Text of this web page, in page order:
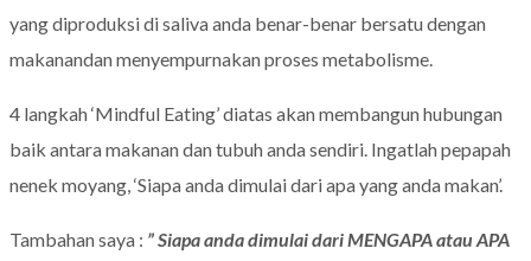
yang diproduksi di saliva anda benar-benar bersatu dengan
makanandan menyempurnakan proses metabolisme.
4 langkah ‘Mindful Eating’ diatas akan membangun hubungan
baik antara makanan dan tubuh anda sendiri. Ingatlah pepapah
nenek moyang, ‘Siapa anda dimulai dari apa yang anda makan’.
Tambahan saya : ” Siapa anda dimulai dari MENGAPA atau APA